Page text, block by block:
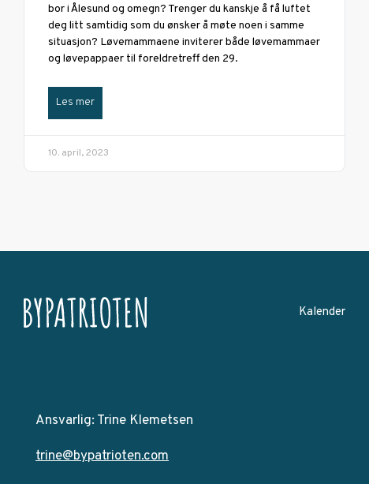
bor i Ålesund og omegn? Trenger du kanskje å få luftet
deg litt samtidig som du ønsker å møte noen i samme
situasjon? Løvemammaene inviterer både løvemammaer
og løvepappaer til foreldretreff den 29.
Les mer
10. april, 2023
Kalender
Ansvarlig: Trine Klemetsen
trine@bypatrioten.com